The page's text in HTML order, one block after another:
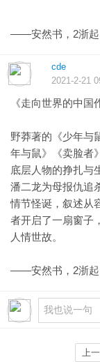
——安然书，2浙起
cde
2021-2-21
《走向世界的中国
野莽著的《少年与
年与鼠》《卖脸者
底层人物的挣扎与
潘二龙为母报仇追
情节怪诞，叙述从
者开启了一扇窗子
人情世故。
——安然书，2浙起
上